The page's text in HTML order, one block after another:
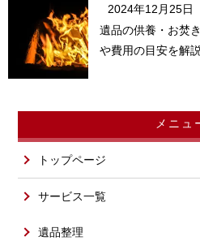
2024年12月25日
遺品の供養・お焚
や費用の目安を解説
メニュ
トップページ
サービス一覧
遺品整理